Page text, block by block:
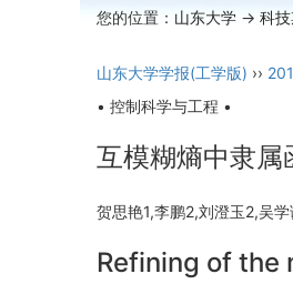
您的位置： 山东大学 -> 科
山东大学学报(工学版) ››
• 控制科学与工程 •
互模糊熵中隶属
贺思艳1,李鹏2,刘澄玉2,吴
Refining of